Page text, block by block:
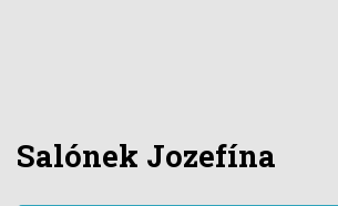
Salónek Jozefína